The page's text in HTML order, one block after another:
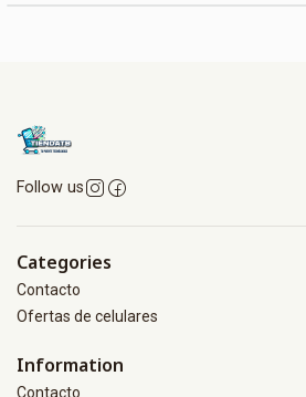
Follow us
Categories
Contacto
Ofertas de celulares
Information
Contacto